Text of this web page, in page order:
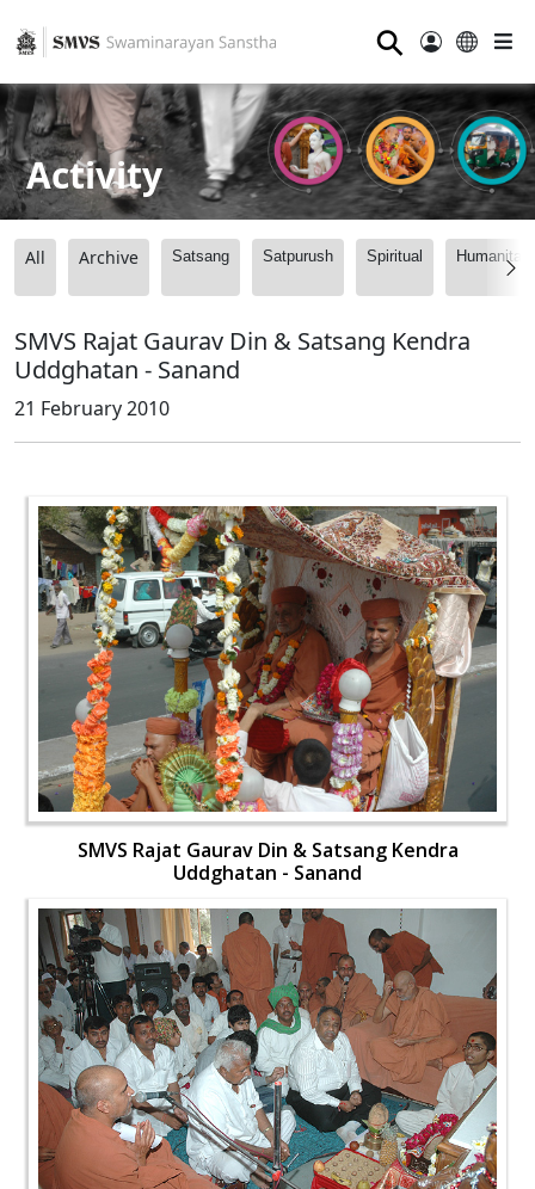
⚲
Activity
All Archive Satsang Satpurush Spiritual
SMVS Rajat Gaurav Din & Satsang Kendra
Uddghatan - Sanand
21 February 2010
SMVS Rajat Gaurav Din & Satsang Kendra
Uddghatan - Sanand